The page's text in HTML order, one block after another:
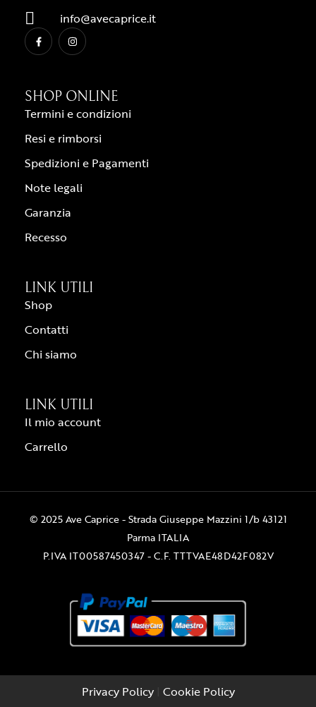
info@avecaprice.it
SHOP ONLINE
Termini e condizioni
Resi e rimborsi
Spedizioni e Pagamenti
Note legali
Garanzia
Recesso
LINK UTILI
Shop
Contatti
Chi siamo
LINK UTILI
Il mio account
Carrello
© 2025 Ave Caprice - Strada Giuseppe Mazzini 1/b 43121
Parma ITALIA
P.IVA IT00587450347 - C.F. TTTVAE48D42F082V
Privacy Policy| Cookie Policy